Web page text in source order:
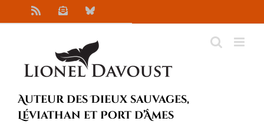
au
NewsletterBluesky
Auteur des Dieux sauvages,
Léviathan et Port d’Âmes